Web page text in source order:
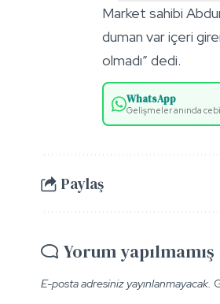
Market sahibi
duman var içeri
olmadı” dedi.
WhatsApp
Gelişmeler anında
Paylaş
Yorum yapılmamış
E-posta adresiniz yayınlanmayacak.